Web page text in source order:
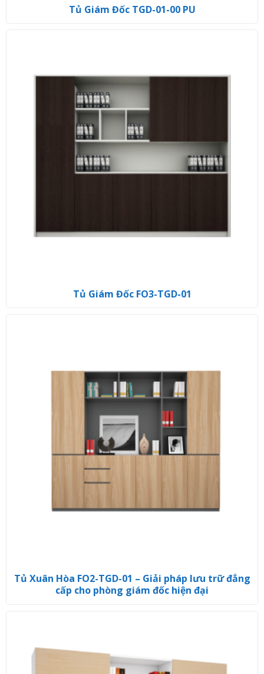
Tủ Giám Đốc TGD-01-00 PU
Tủ Giám Đốc FO3-TGD-01
Tủ Xuân Hòa FO2-TGD-01 – Giải pháp lưu trữ đẳng
cấp cho phòng giám đốc hiện đại